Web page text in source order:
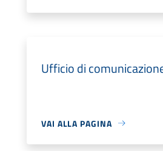
Ufficio di
VAI ALLA PAGINA